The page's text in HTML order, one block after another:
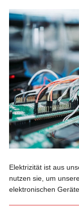
Elektrizität ist aus
nutzen sie, um
elektronischen